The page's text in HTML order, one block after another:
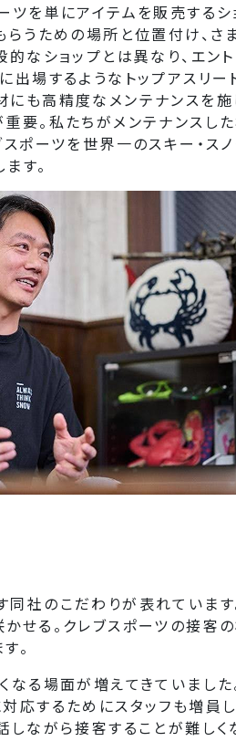
ツを単にアイテムを販売するシ
らうための場所と位置付け、
的なショップとは異なり、エン
出場するようなトップアスリー
も高精度なメンテナンスを施
要。私たちがメンテナンスし
スポーツを世界一のスキー・ス
す。
社のこだわりが表れています
せる。クレブスポーツの接客
。
なる場面が増えてきていまし
応するためにスタッフも増員
しながら接客することが難しく